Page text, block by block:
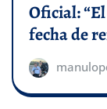
Oficial:
fecha de